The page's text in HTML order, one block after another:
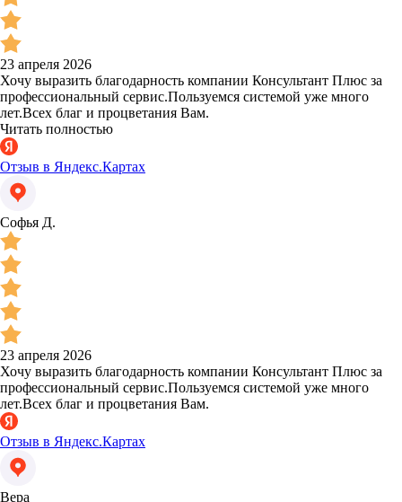
23 апреля 2026
Хочу выразить благодарность компании Консультант Плюс за
профессиональный сервис.Пользуемся системой уже много
лет.Всех благ и процветания Вам.
Читать полностью
Отзыв в Яндекс.Картах
Софья Д.
23 апреля 2026
Хочу выразить благодарность компании Консультант Плюс за
профессиональный сервис.Пользуемся системой уже много
лет.Всех благ и процветания Вам.
Отзыв в Яндекс.Картах
Вера